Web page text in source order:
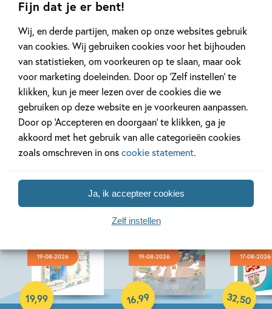
Fijn dat je er bent!
Wij, en derde partijen, maken op onze websites gebruik
van cookies. Wij gebruiken cookies voor het bijhouden
van statistieken, om voorkeuren op te slaan, maar ook
voor marketing doeleinden. Door op ‘Zelf instellen’ te
klikken, kun je meer lezen over de cookies die we
gebruiken op deze website en je voorkeuren aanpassen.
Door op ‘Accepteren en doorgaan’ te klikken, ga je
akkoord met het gebruik van alle categorieën cookies
zoals omschreven in onscookie statement.
Ja, ik accepteer cookies
Zelf instellen
Bekijk alle artikelen
Bekijk ook eens
19-08-2026
19,99
Hardcover
19-08-2026
16,99
Hardcover
17-08-2026
32,50
Paperback